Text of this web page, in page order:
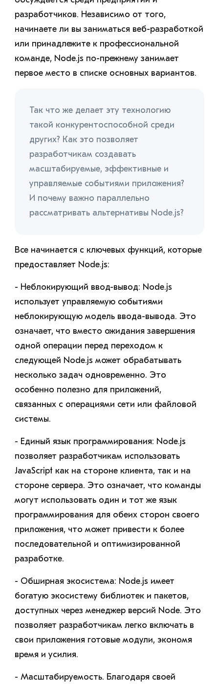
разработчиков. Независимо от того,
начинаете ли вы заниматься веб-разработкой
или принадлежите к профессиональной
команде, Node.js по-прежнему занимает
первое место в списке основных вариантов.
Так что же делает эту технологию
такой конкурентоспособной среди
других? Как это позволяет
разработчикам создавать
масштабируемые, эффективные и
управляемые событиями приложения?
И почему важно параллельно
рассматривать альтернативы Node.js?
Все начинается с ключевых функций, которые
предоставляет Node.js:
- Неблокирующий ввод-вывод: Node.js
использует управляемую событиями
неблокирующую модель ввода-вывода. Это
означает, что вместо ожидания завершения
одной операции перед переходом к
следующей Node.js может обрабатывать
несколько задач одновременно. Это
особенно полезно для приложений,
связанных с операциями сети или файловой
системы.
- Единый язык программирования: Node.js
позволяет разработчикам использовать
JavaScript как на стороне клиента, так и на
стороне сервера. Это означает, что команды
могут использовать один и тот же язык
программирования для обеих сторон своего
приложения, что может привести к более
последовательной и оптимизированной
разработке.
- Обширная экосистема: Node.js имеет
богатую экосистему библиотек и пакетов,
доступных через менеджер версий Node. Это
позволяет разработчикам легко включать в
свои приложения готовые модули, экономя
время и усилия.
- Масштабируемость. Благодаря своей